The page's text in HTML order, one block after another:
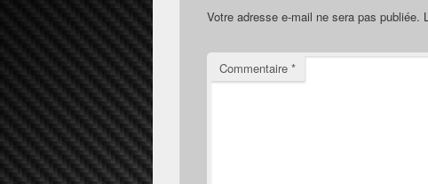
Votre adresse e-mail ne sera pas publiée.
Commentaire *